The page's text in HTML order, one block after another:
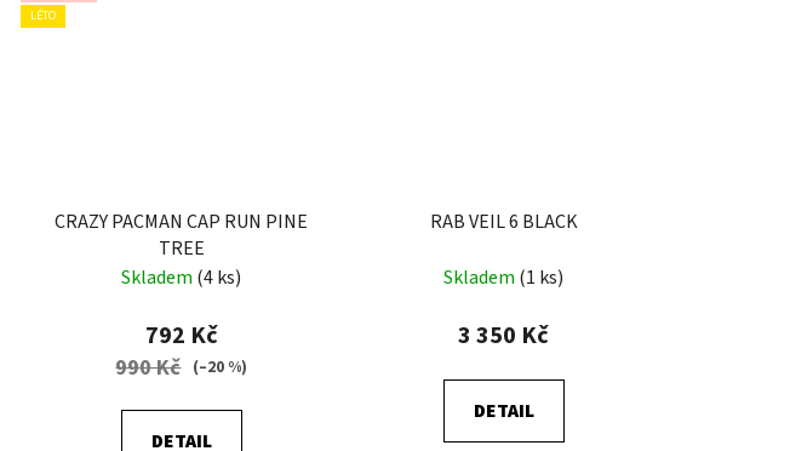
LÉTO
CRAZY PACMAN CAP RUN PINE
TREE
Skladem (4 ks)
792 Kč
990 Kč (–20 %)
DETAIL
RAB VEIL 6 BLACK
Skladem (1 ks)
3 350 Kč
DETAIL